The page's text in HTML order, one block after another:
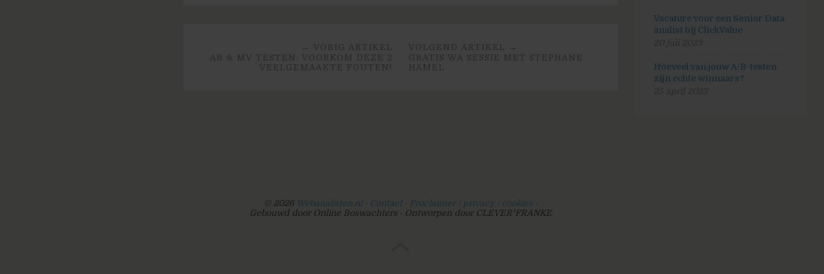
VOLGEND ARTIKEL →
GRATIS WA SESSIE MET STEPHANE
HAMEL
← VORIG ARTIKEL
AB & MV TESTEN: VOORKOM DEZE 2
VEELGEMAAKTE FOUTEN!
© 2026 Webanalisten.nl Contact
Proclaimer / privacy / cookies
Gebouwd door Online Boswachters
Ontworpen door CLEVER°FRANKE
Vacature voor een Senior Data
analist bij ClickValue
Hoeveel van jouw A/B-testen
zijn echte winnaars?